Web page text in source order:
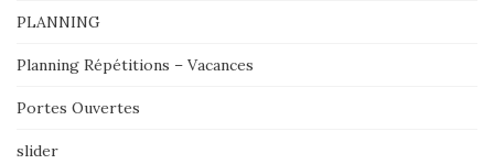
PLANNING
Planning Répétitions – Vacances
Portes Ouvertes
slider